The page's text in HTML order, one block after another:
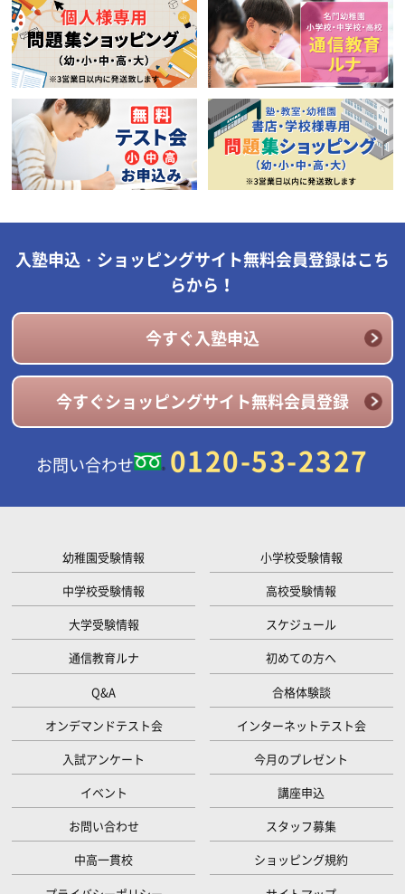
入塾申込・ショッピングサイト無料会員登録はこち
らから！
今すぐ入塾申込
今すぐショッピングサイト無料会員登録
お問い合わせ 0120-53-2327
幼稚園受験情報
小学校受験情報
中学校受験情報
高校受験情報
大学受験情報
スケジュール
通信教育ルナ
初めての方へ
Q&A
合格体験談
オンデマンドテスト会
インターネットテスト会
入試アンケート
今月のプレゼント
イベント
講座申込
お問い合わせ
スタッフ募集
中高一貫校
ショッピング規約